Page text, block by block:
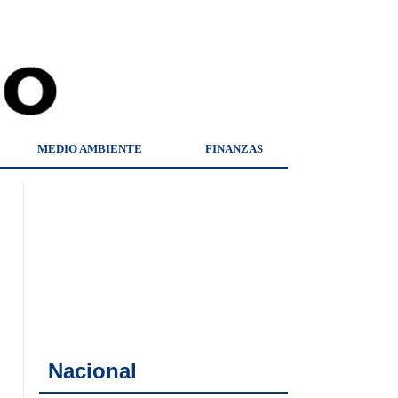
MEDIO AMBIENTE FINANZAS
Nacional